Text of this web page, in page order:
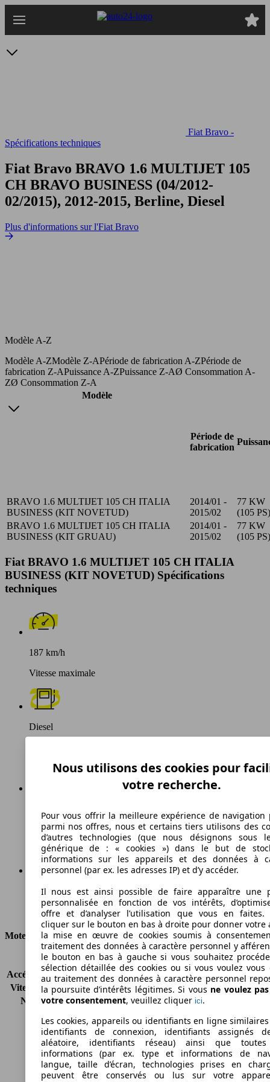
au
Fiat Bravo -
Spécifications techniques
Fiat Bravo BRAVO 1.6 MULTIJET 105
CH BRAVO BUSINESS (04/2012-
02/2015), 2012-2015, Berline, Diesel
Plus d'informations sur l'Fiat Bravo
Modèle A-Z
Modèle A-ZModèle Z-APériode de fabrication A-ZPériode de
fabrication Z-APuissance A-ZPuissance Z-AØ Consommation A-
ZØ Consommation Z-A
Modèle
Période de
fabrication
BRAVO 1.6 MULTIJET 105 CH ITALIA
BUSINESS (KIT NOVETUD)
2014/01 -
2015/02
77 KW
(105 PS)
BRAVO 1.6 MULTIJET 105 CH ITALIA
BUSINESS (KIT GRUAU)
2014/01 -
2015/02
77 KW
(105 PS)
Fiat BRAVO 1.6 MULTIJET 105 CH ITALIA
BUSINESS (KIT NOVETUD) Spécifications
techniques
187 km/h
Vitesse maximale
Diesel
Émissions de CO2 (combinées)*
Ø 4.3 l/100km
Consommation
Moteur et Puissance
KW (CH)
77 kW (105 PS)
Accélération (0-100 km/h) 11.3s
Vitesse maximale (km/h) 187 km/h
Nombre de vitesses
6
Cylindrée
1598 ccm
Carburant
Diesel
Cylindres
4
Transmission
Boîte manuelle
Nous utilisons des cookies pour
votre recherche.
Pour vous offrir la meilleure expérience de navigation
parmi nos offres, nous et certains tiers utilisons des
d’autres technologies (que nous désignons sous
générique de : « cookies ») dans le but de
informations sur les appareils et des données à
personnel (par ex. les adresses IP) et d’y accéder.
Il nous est ainsi possible de faire apparaître une
personnalisée en fonction de vos intérêts,
offre et d’analyser l’utilisation que vous en faites.
cliquer sur le bouton en bas à droite pour donner votre
la mise en œuvre de cookies soumis à
traitement des données à caractère personnel y
le bouton en bas à gauche si vous souhaitez
sélection détaillée des cookies ou si vous voulez vous
au traitement des données à caractère personnel
la poursuite d’intérêts légitimes. Si vous ne voulez
votre consentement, veuillez cliquer ici.
Les cookies, appareils ou identifiants en ligne
identifiants de connexion, identifiants assignés
aléatoire, identifiants réseau) ainsi que
informations (par ex. type et informations de
langue, taille d’écran, technologies prises en
peuvent être conservés ou lus sur votre